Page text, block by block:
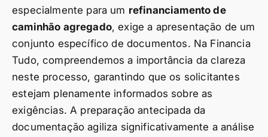
especialmente para um refinanciamento de
caminhão agregado, exige a apresentação de um
conjunto específico de documentos. Na Financia
Tudo, compreendemos a importância da clareza
neste processo, garantindo que os solicitantes
estejam plenamente informados sobre as
exigências. A preparação antecipada da
documentação agiliza significativamente a análise